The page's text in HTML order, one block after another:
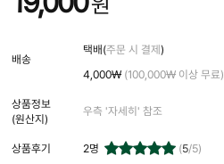
배송
택배(주문 시 결제)
4,000₩ (100,000₩ 이상 무료)
상품정보
(원산지)
우측 '자세히' 참조
상품후기 2명 (5/5)